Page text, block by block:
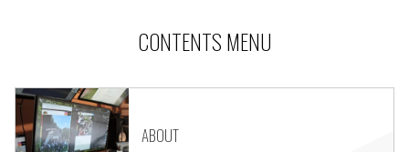
CONTENTS MENU
ABOUT